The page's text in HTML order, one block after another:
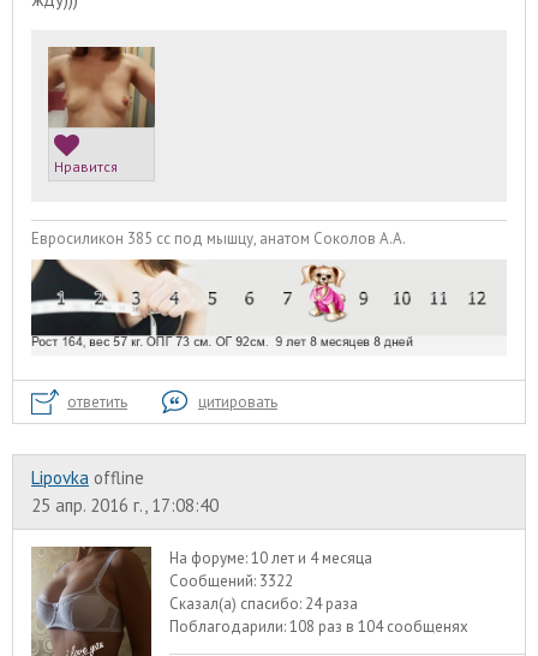
Нравится
Евросиликон 385 сс под мышцу, анатом Соколов А.А.
ответить цитировать
Lipovka offline
25 апр. 2016 г., 17:08:40
На форуме:10 лет и 4 месяца
Сообщений: 3322
Сказал(а) спасибо: 24 раза
Поблагодарили:108 раз в 104 сообщенях